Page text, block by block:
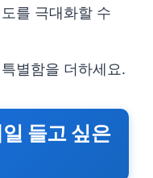
를 극대화할 수
별함을 더하세요.
들고 싶은